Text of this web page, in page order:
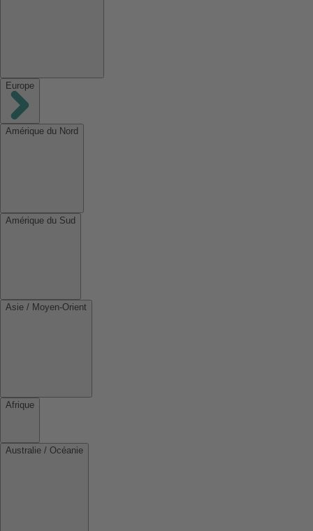
Europe
Amérique du Nord
Amérique du Sud
Asie / Moyen-Orient
Afrique
Australie / Océanie